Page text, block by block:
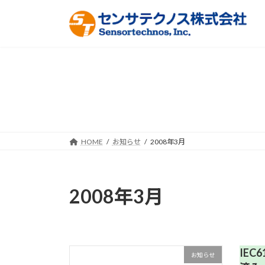
HOME お知らせ 2008年3月
2008年3月
お知らせ